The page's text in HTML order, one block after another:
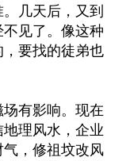
几天后，又到
见了。像这种
要找的徒弟也
有影响。现在
理风水，企业
，修祖坟改风